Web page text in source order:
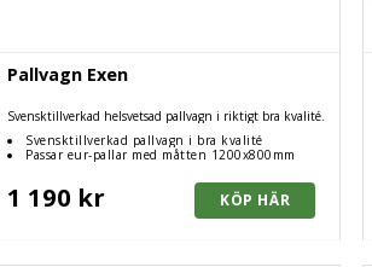
Pallvagn Exen
Svensktillverkad helsvetsad pallvagn i riktigt bra kvalité.
Svensktillverkad pallvagn i bra kvalité
Passar eur-pallar med måtten 1200x800mm
1 190 kr